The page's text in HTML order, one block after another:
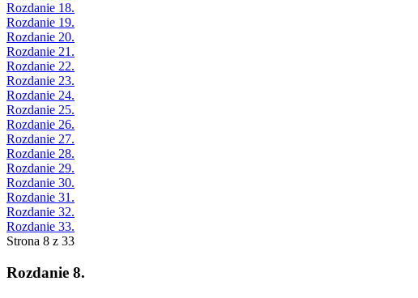
Rozdanie 18.
Rozdanie 19.
Rozdanie 20.
Rozdanie 21.
Rozdanie 22.
Rozdanie 23.
Rozdanie 24.
Rozdanie 25.
Rozdanie 26.
Rozdanie 27.
Rozdanie 28.
Rozdanie 29.
Rozdanie 30.
Rozdanie 31.
Rozdanie 32.
Rozdanie 33.
Strona 8 z 33
Rozdanie 8.